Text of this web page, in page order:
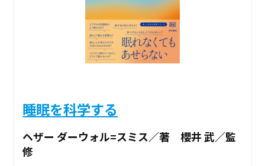
睡眠を科学する
ヘザー ダーウォル=スミス／著 櫻井 武／監
修